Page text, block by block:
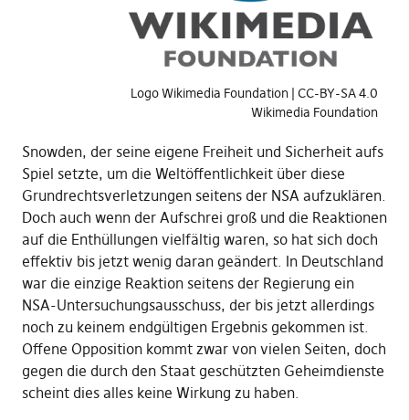
Logo Wikimedia Foundation | CC-BY-SA 4.0
Wikimedia Foundation
Snowden, der seine eigene Freiheit und Sicherheit aufs
Spiel setzte, um die Weltöffentlichkeit über diese
Grundrechtsverletzungen seitens der NSA aufzuklären.
Doch auch wenn der Aufschrei groß und die Reaktionen
auf die Enthüllungen vielfältig waren, so hat sich doch
effektiv bis jetzt wenig daran geändert. In Deutschland
war die einzige Reaktion seitens der Regierung ein
NSA-Untersuchungsausschuss, der bis jetzt allerdings
noch zu keinem endgültigen Ergebnis gekommen ist.
Offene Opposition kommt zwar von vielen Seiten, doch
gegen die durch den Staat geschützten Geheimdienste
scheint dies alles keine Wirkung zu haben.